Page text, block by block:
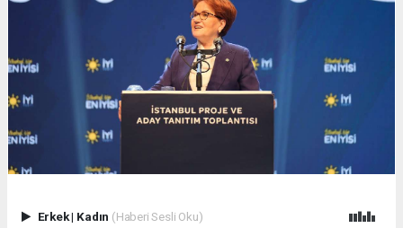
Erkek| Kadın (Haberi Sesli Oku)